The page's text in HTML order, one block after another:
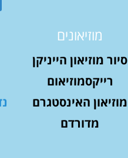
מוזיאונים
סיור מוזיאון הייניקן
רייקסמוזיאום
מוזיאון האינסטגרם
מדורדם